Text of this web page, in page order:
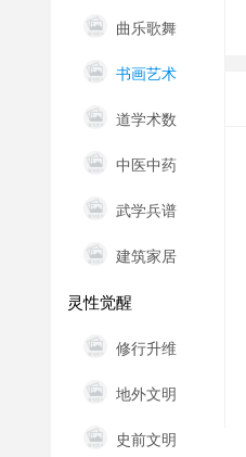
曲乐歌舞
书画艺术
道学术数
中医中药
武学兵谱
建筑家居
灵性觉醒
修行升维
地外文明
史前文明